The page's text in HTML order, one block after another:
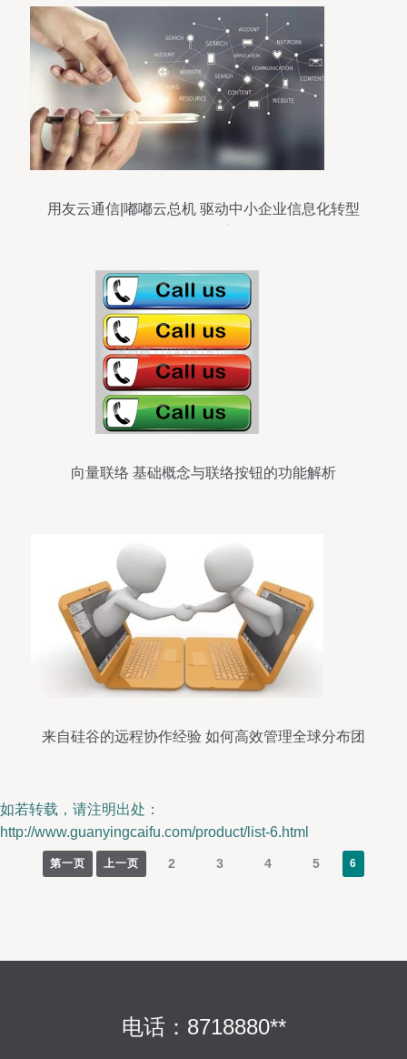
用友云通信|嘟嘟云总机 驱动中小企业信息化转型
向量联络 基础概念与联络按钮的功能解析
来自硅谷的远程协作经验 如何高效管理全球分布团
如若转载，请注明出处：
http://www.guanyingcaifu.com/product/list-6.html
第一页 上一页 2 3 4 5 6
电话：8718880**